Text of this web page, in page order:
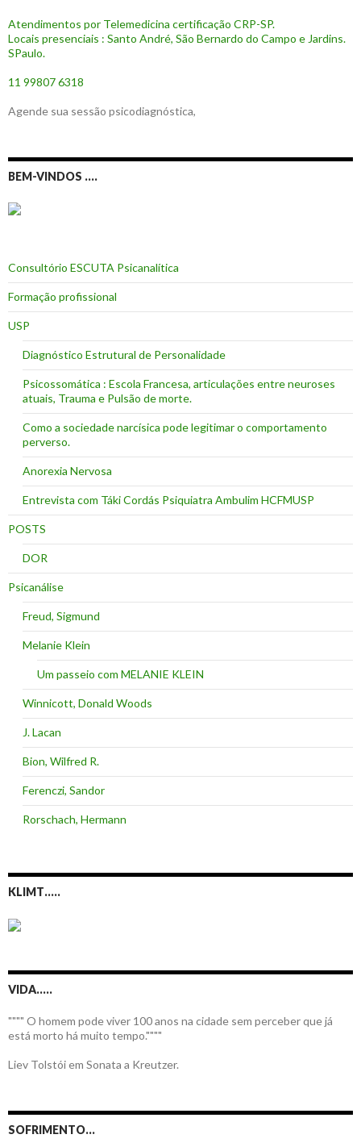
Atendimentos por Telemedicina certificação CRP-SP.
Locais presenciais : Santo André, São Bernardo do Campo e Jardins.
SPaulo.
11 99807 6318
Agende sua sessão psicodiagnóstica,
BEM-VINDOS ….
Consultório ESCUTA Psicanalítica
Formação profissional
USP
Diagnóstico Estrutural de Personalidade
Psicossomática : Escola Francesa, articulações entre neuroses
atuais, Trauma e Pulsão de morte.
Como a sociedade narcísica pode legitimar o comportamento
perverso.
Anorexia Nervosa
Entrevista com Táki Cordás Psiquiatra Ambulim HCFMUSP
POSTS
DOR
Psicanálise
Freud, Sigmund
Melanie Klein
Um passeio com MELANIE KLEIN
Winnicott, Donald Woods
J. Lacan
Bion, Wilfred R.
Ferenczi, Sandor
Rorschach, Hermann
KLIMT…..
VIDA…..
"""" O homem pode viver 100 anos na cidade sem perceber que já
está morto há muito tempo.""""
Liev Tolstói em Sonata a Kreutzer.
SOFRIMENTO…